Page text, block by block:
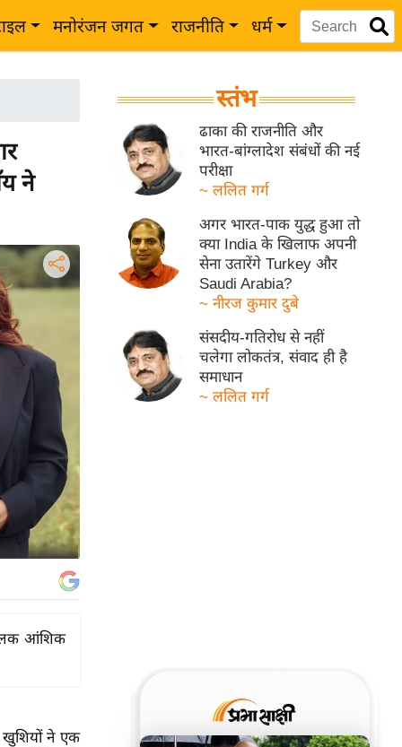
मनोरंजन जगत राजनीति धर्म
ने
झलक आंशिक
खुशियों ने एक
स्तंभ
ढाका की राजनीति और
भारत-बांग्लादेश संबंधों की नई
परीक्षा
~ ललित गर्ग
अगर भारत-पाक युद्ध हुआ तो
क्या India के खिलाफ अपनी
सेना उतारेंगे Turkey और
Saudi Arabia?
~ नीरज कुमार दुबे
संसदीय-गतिरोध से नहीं
चलेगा लोकतंत्र, संवाद ही है
समाधान
~ ललित गर्ग